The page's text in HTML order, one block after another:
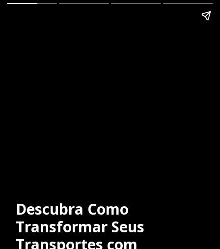
Descubra Como
Transformar Seus
Transportes com